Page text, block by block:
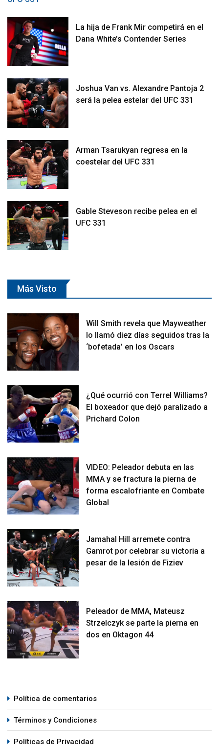
La hija de Frank Mir competirá en el
Dana White’s Contender Series
Joshua Van vs. Alexandre Pantoja 2
será la pelea estelar del UFC 331
Arman Tsarukyan regresa en la
coestelar del UFC 331
Gable Steveson recibe pelea en el
UFC 331
Más Visto
Will Smith revela que Mayweather
lo llamó diez días seguidos tras la
‘bofetada’ en los Oscars
¿Qué ocurrió con Terrel Williams?
El boxeador que dejó paralizado a
Prichard Colon
VIDEO: Peleador debuta en las
MMA y se fractura la pierna de
forma escalofriante en Combate
Global
Jamahal Hill arremete contra
Gamrot por celebrar su victoria a
pesar de la lesión de Fiziev
Peleador de MMA, Mateusz
Strzelczyk se parte la pierna en
dos en Oktagon 44
Política de comentarios
Términos y Condiciones
Políticas de Privacidad